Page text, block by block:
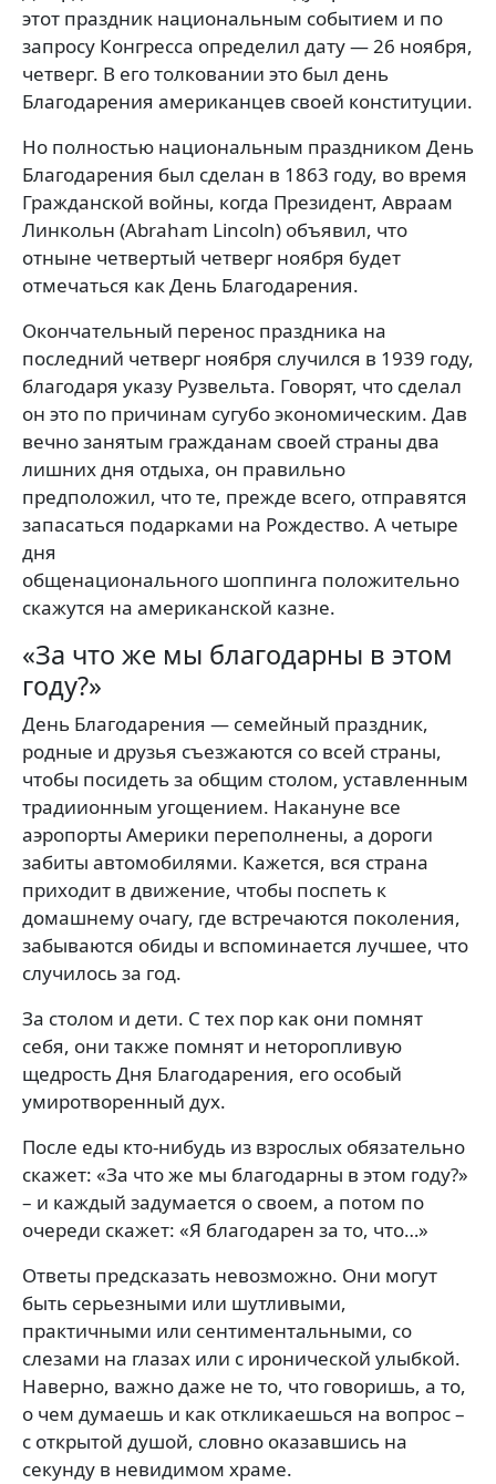
этот праздник национальным событием и по
запросу Конгресса определил дату — 26 ноября,
четверг. В его толковании это был день
Благодарения американцев своей конституции.
Но полностью национальным праздником День
Благодарения был сделан в 1863 году, во время
Гражданской войны, когда Президент, Авраам
Линкольн (Abraham Lincoln) объявил, что
отныне четвертый четверг ноября будет
отмечаться как День Благодарения.
Окончательный перенос праздника на
последний четверг ноября случился в 1939 году,
благодаря указу Рузвельта. Говорят, что сделал
он это по причинам сугубо экономическим. Дав
вечно занятым гражданам своей страны два
лишних дня отдыха, он правильно
предположил, что те, прежде всего, отправятся
запасаться подарками на Рождество. А четыре
дня
общенационального шоппинга положительно
скажутся на американской казне.
«За что же мы благодарны в этом
году?»
День Благодарения — семейный праздник,
родные и друзья съезжаются со всей страны,
чтобы посидеть за общим столом, уставленным
традиионным угощением. Накануне все
аэропорты Америки переполнены, а дороги
забиты автомобилями. Кажется, вся страна
приходит в движение, чтобы поспеть к
домашнему очагу, где встречаются поколения,
забываются обиды и вспоминается лучшее, что
случилось за год.
За столом и дети. С тех пор как они помнят
себя, они также помнят и неторопливую
щедрость Дня Благодарения, его особый
умиротворенный дух.
После еды кто-нибудь из взрослых обязательно
скажет: «За что же мы благодарны в этом году?»
– и каждый задумается о своем, а потом по
очереди скажет: «Я благодарен за то, что…»
Ответы предсказать невозможно. Они могут
быть серьезными или шутливыми,
практичными или сентиментальными, со
слезами на глазах или с иронической улыбкой.
Наверно, важно даже не то, что говоришь, а то,
о чем думаешь и как откликаешься на вопрос –
с открытой душой, словно оказавшись на
секунду в невидимом храме.